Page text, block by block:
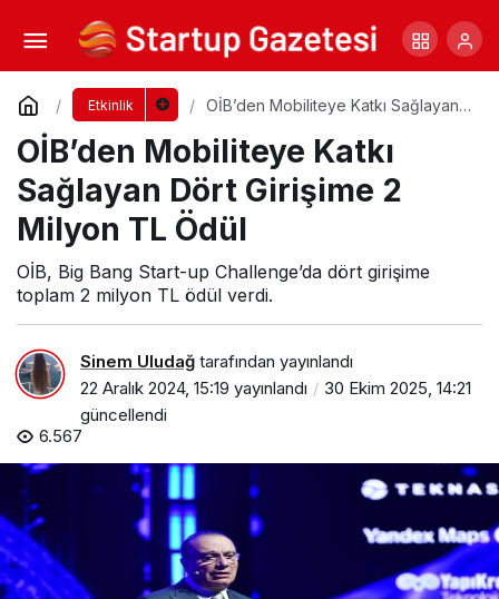
Etkinlik
OİB’den Mobiliteye Katkı Sağlayan
OİB’den Mobiliteye Katkı
Sağlayan Dört Girişime 2
Milyon TL Ödül
OİB, Big Bang Start-up Challenge’da dört girişime
toplam 2 milyon TL ödül verdi.
Sinem Uludağ tarafından yayınlandı
22 Aralık 2024, 15:19 yayınlandı
30 Ekim 2025, 14:21
güncellendi
6.567
PropTech Ekosistemine Katkı Sağlayan Yeni
İş Birliği
Yorum Yap